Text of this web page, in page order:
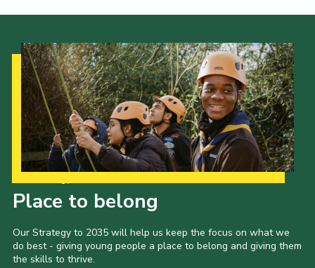
Place to belong
Our Strategy to 2035 will help us keep the focus on what we
do best - giving young people a place to belong and giving them
the skills to thrive.